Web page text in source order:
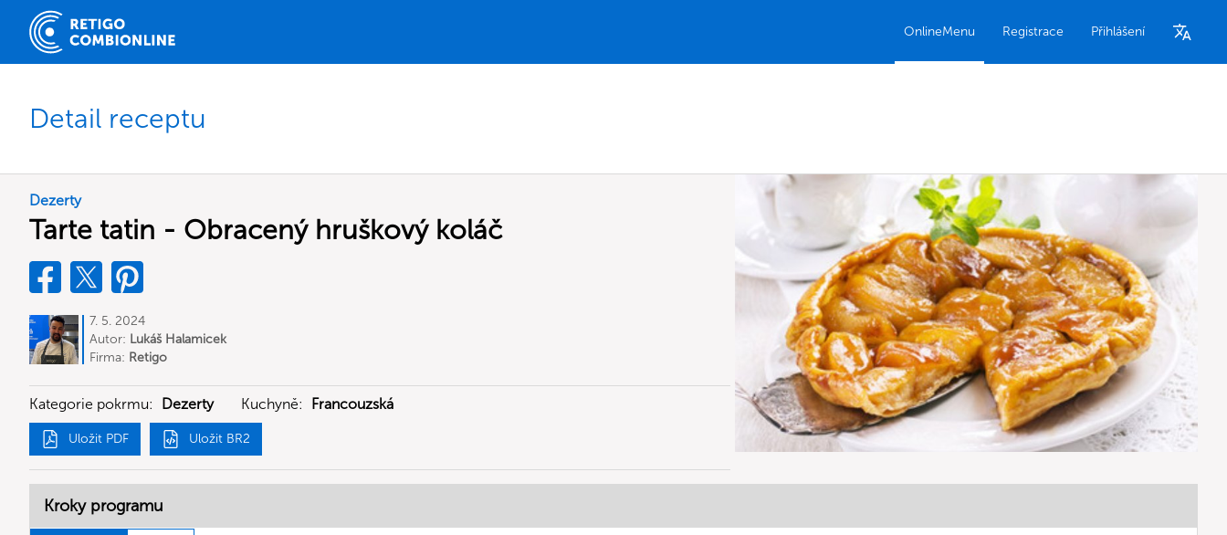
OnlineMenu Registrace Přihlášení
Detail receptu
Dezerty
Tarte tatin - Obracený hruškový koláč
7. 5. 2024
Autor: Lukáš Halamicek
Firma: Retigo
Kategorie pokrmu: Dezerty Kuchyně: Francouzská
Uložit PDF Uložit BR2
Kroky programu